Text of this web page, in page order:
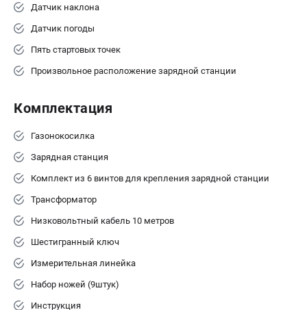
Датчик наклона
Датчик погоды
Пять стартовых точек
Произвольное расположение зарядной станции
Комплектация
Газонокосилка
Зарядная станция
Комплект из 6 винтов для крепления зарядной станции
Трансформатор
Низковольтный кабель 10 метров
Шестигранный ключ
Измерительная линейка
Набор ножей (9штук)
Инструкция